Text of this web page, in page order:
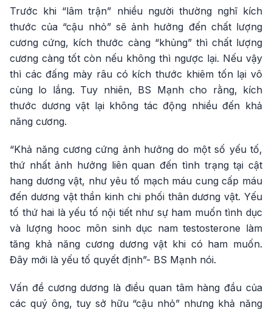
Trước khi “lâm trận” nhiều người thường nghĩ kích
thước của “cậu nhỏ” sẽ ảnh hưởng đến chất lượng
cương cứng, kích thước càng “khủng” thì chất lượng
cương càng tốt còn nếu không thì ngược lại. Nếu vậy
thì các đấng mày râu có kích thước khiêm tốn lại vô
cùng lo lắng. Tuy nhiên, BS Mạnh cho rằng, kích
thước dương vật lại không tác động nhiều đến khả
năng cương.
“Khả năng cương cứng ảnh hưởng do một số yếu tố,
thứ nhất ảnh hưởng liên quan đến tình trạng tại cật
hang dương vật, như yêu tố mạch máu cung cấp máu
đến dương vật thần kinh chi phối thân dương vật. Yếu
tố thứ hai là yếu tố nội tiết như sự ham muốn tình dục
và lượng hooc môn sinh dục nam testosterone làm
tăng khả năng cương dương vật khi có ham muốn.
Đây mới là yếu tố quyết định”- BS Mạnh nói.
Vấn đề cương dương là điều quan tâm hàng đầu của
các quý ông, tuy sở hữu “cậu nhỏ” nhưng khả năng